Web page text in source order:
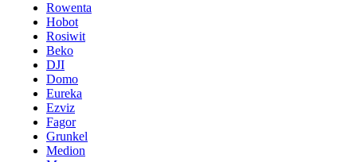
Rowenta
Hobot
Rosiwit
Beko
DJI
Domo
Eureka
Ezviz
Fagor
Grunkel
Medion